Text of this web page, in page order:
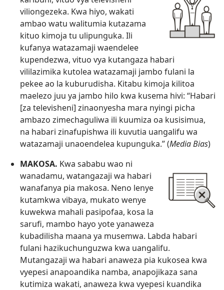
viliongezeka. Kwa hiyo, wakati
ambao watu walitumia kutazama
kituo kimoja tu ulipunguka. Ili
kufanya watazamaji waendelee
kupendezwa, vituo vya kutangaza habari
vililazimika kutolea watazamaji jambo fulani la
pekee ao la kuburudisha. Kitabu kimoja kilitoa
maelezo juu ya jambo hilo kwa kusema hivi: “Habari
[za televisheni] zinaonyesha mara nyingi picha
ambazo zimechaguliwa ili kuumiza oa kusisimua,
na habari zinafupishwa ili kuvutia uangalifu wa
watazamaji unaoendelea kupunguka.” (Media Bias)
MAKOSA. Kwa sababu wao ni
wanadamu, watangazaji wa habari
wanafanya pia makosa. Neno lenye
kutamkwa vibaya, mukato wenye
kuwekwa mahali pasipofaa, kosa la
sarufi, mambo hayo yote yanaweza
kubadilisha maana ya musemwa. Labda habari
fulani hazikuchunguzwa kwa uangalifu.
Mutangazaji wa habari anaweza pia kukosea kwa
vyepesi anapoandika namba, anapojikaza sana
kutimiza wakati, anaweza kwa vyepesi kuandika